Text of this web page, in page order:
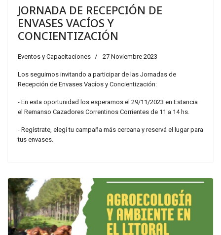
JORNADA DE RECEPCIÓN DE
ENVASES VACÍOS Y
CONCIENTIZACIÓN
Eventos y Capacitaciones 27 Noviembre 2023
Los seguimos invitando a participar de las Jornadas de
Recepción de Envases Vacíos y Concientización:
- En esta oportunidad los esperamos el 29/11/2023 en Estancia
el Remanso Cazadores Correntinos Corrientes de 11 a 14 hs.
- Regístrate, elegí tu campaña más cercana y reservá el lugar para
tus envases.